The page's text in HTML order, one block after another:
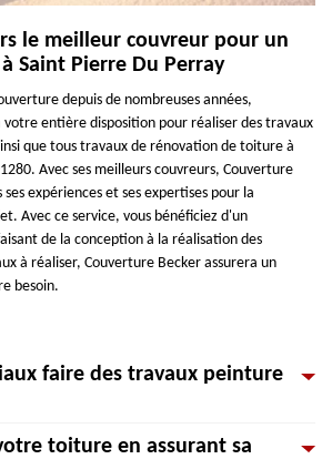
le meilleur couvreur pour un
Saint Pierre Du Perray
depuis de nombreuses années,
votre entière disposition pour réaliser des travaux
que tous travaux de rénovation de toiture à
Avec ses meilleurs couvreurs, Couverture
expériences et ses expertises pour la
Avec ce service, vous bénéficiez d'un
de la conception à la réalisation des
à réaliser, Couverture Becker assurera un
besoin.
faire des travaux peinture
peuvent être appliquées sur tous types de toits.
toiture en assurant sa